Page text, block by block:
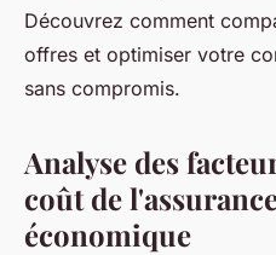
Kaïs•14 octobre 2025• 5 min
Découvrez comment
offres et optimiser votre
sans compromis.
Analyse des
coût de
économique